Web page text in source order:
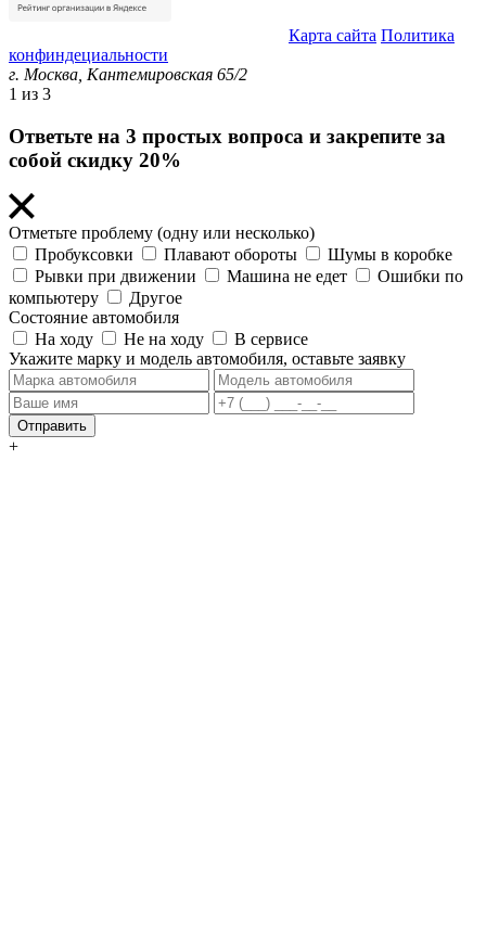
Карта сайта Политика
конфиндециальности
г. Москва, Кантемировская 65/2
1 из 3
Ответьте на 3 простых вопроса и закрепите за
собой скидку 20%
Отметьте проблему (одну или несколько)
Пробуксовки
Плавают обороты
Шумы в коробке
Рывки при движении
Машина не едет
Ошибки по
компьютеру
Другое
Состояние автомобиля
На ходу
Не на ходу
В сервисе
Укажите марку и модель автомобиля, оставьте заявку
Отправить
+